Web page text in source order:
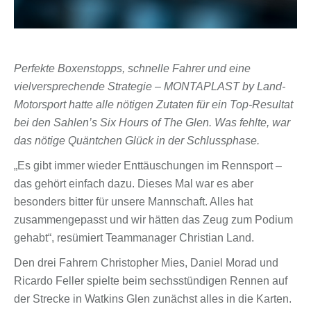
Perfekte Boxenstopps, schnelle Fahrer und eine
vielversprechende Strategie – MONTAPLAST by Land-
Motorsport hatte alle nötigen Zutaten für ein Top-Resultat
bei den Sahlen’s Six Hours of The Glen. Was fehlte, war
das nötige Quäntchen Glück in der Schlussphase.
„Es gibt immer wieder Enttäuschungen im Rennsport –
das gehört einfach dazu. Dieses Mal war es aber
besonders bitter für unsere Mannschaft. Alles hat
zusammengepasst und wir hätten das Zeug zum Podium
gehabt“, resümiert Teammanager Christian Land.
Den drei Fahrern Christopher Mies, Daniel Morad und
Ricardo Feller spielte beim sechsstündigen Rennen auf
der Strecke in Watkins Glen zunächst alles in die Karten.